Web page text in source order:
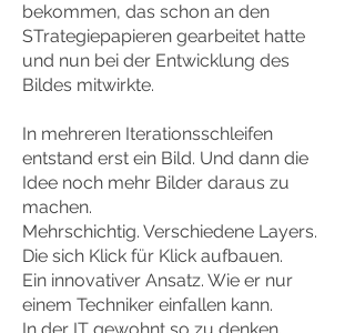
bekommen, das schon an den
STrategiepapieren gearbeitet hatte
und nun bei der Entwicklung des
Bildes mitwirkte.
In mehreren Iterationsschleifen
entstand erst ein Bild. Und dann die
Idee noch mehr Bilder daraus zu
machen.
Mehrschichtig. Verschiedene Layers.
Die sich Klick für Klick aufbauen.
Ein innovativer Ansatz. Wie er nur
einem Techniker einfallen kann.